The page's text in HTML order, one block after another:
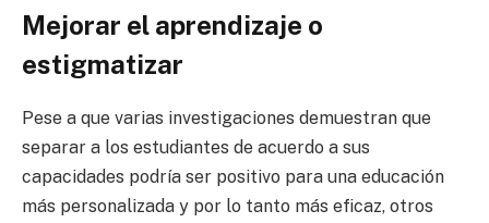
Mejorar el aprendizaje o
estigmatizar
Pese a que varias investigaciones demuestran que
separar a los estudiantes de acuerdo a sus
capacidades podría ser positivo para una educación
más personalizada y por lo tanto más eficaz, otros